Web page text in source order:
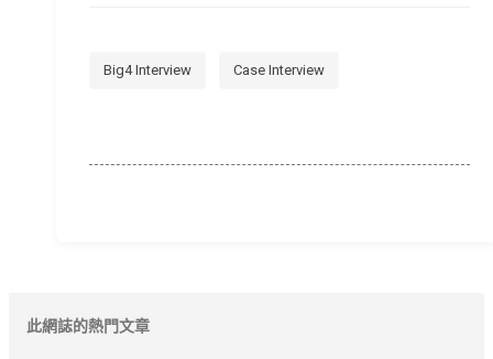
Big4 Interview Case Interview
此網誌的熱門文章